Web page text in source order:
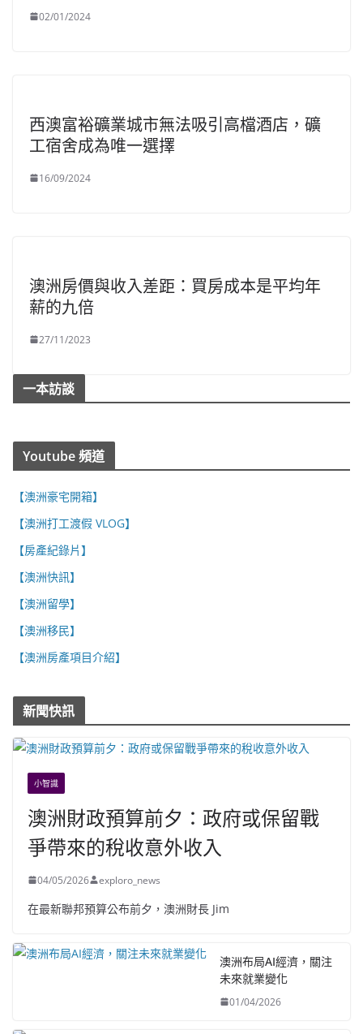
02/01/2024
西澳富裕礦業城市無法吸引高檔酒店，礦
工宿舍成為唯一選擇
16/09/2024
澳洲房價與收入差距：買房成本是平均年
薪的九倍
27/11/2023
一本訪談
Youtube 頻道
【澳洲豪宅開箱】
【澳洲打工渡假 VLOG】
【房產紀錄片】
【澳洲快訊】
【澳洲留學】
【澳洲移民】
【澳洲房產項目介紹】
新聞快訊
小智識
澳洲財政預算前夕：政府或保留戰
爭帶來的稅收意外收入
04/05/2026 exploro_news
在最新聯邦預算公布前夕，澳洲財長 Jim
澳洲布局AI經濟，關注
未來就業變化
01/04/2026